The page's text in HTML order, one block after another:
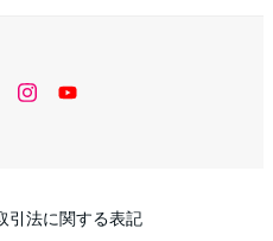
twitterinstagram
YouTube
引法に関する表記